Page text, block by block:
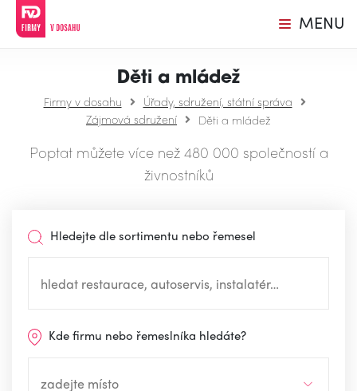
MENU
Děti a mládež
Firmy v dosahu
Úřady, sdružení, státní správa
Zájmová sdružení
Děti a mládež
Poptat můžete více než 480 000 společností a
živnostníků
Hledejte dle sortimentu nebo řemesel
Kde firmu nebo řemeslníka hledáte?